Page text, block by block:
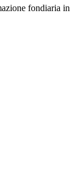
fondiaria in